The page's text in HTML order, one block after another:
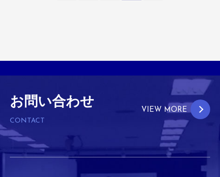
お問い合わせ
CONTACT
VIEW MORE